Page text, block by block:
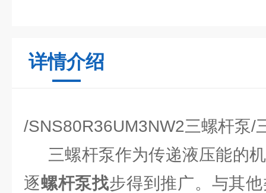
详情介绍
/SNS80R36UM3NW2三螺杆泵/
三螺杆泵作为传递液压能的
逐螺杆泵找步得到推广。与其